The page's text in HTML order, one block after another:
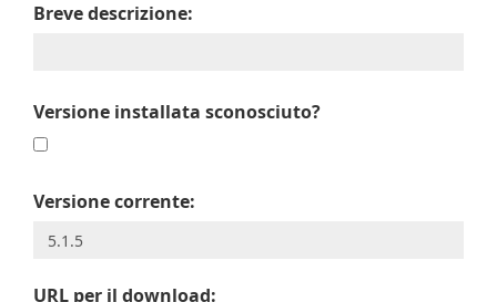
Breve descrizione:
Versione installata sconosciuto?
Versione corrente:
URL per il download: